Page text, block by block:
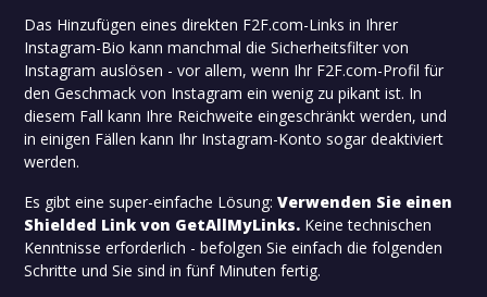
Das Hinzufügen eines direkten F2F.com-Links in Ihrer
Instagram-Bio kann manchmal die Sicherheitsfilter von
Instagram auslösen - vor allem, wenn Ihr F2F.com-Profil für
den Geschmack von Instagram ein wenig zu pikant ist. In
diesem Fall kann Ihre Reichweite eingeschränkt werden, und
in einigen Fällen kann Ihr Instagram-Konto sogar deaktiviert
werden.
Es gibt eine super-einfache Lösung:Verwenden Sie einen
Shielded Link von GetAllMyLinks. Keine technischen
Kenntnisse erforderlich - befolgen Sie einfach die folgenden
Schritte und Sie sind in fünf Minuten fertig.